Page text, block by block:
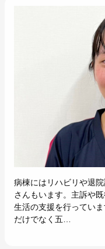
病棟にはリハビリや退
さんもいます。主訴や
生活の支援を行ってい
だけでなく五…